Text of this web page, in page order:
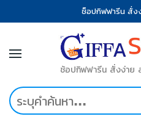
ช็อปกิฟฟารีน สั่ง
ช้อปกิฟฟารีน สั่งง่าย